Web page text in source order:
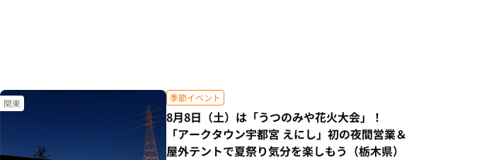
関東 季節イベント
8月8日（土）は「うつのみや花火大会」！
「アークタウン宇都宮 えにし」初の夜間営業＆
屋外テントで夏祭り気分を楽しもう（栃木県）